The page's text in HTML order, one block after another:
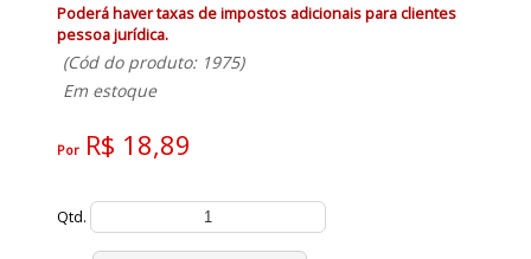
Poderá haver taxas de impostos adicionais para clientes
pessoa jurídica.
(Cód do produto: 1975)
Em estoque
Por R$ 18,89
Qtd.